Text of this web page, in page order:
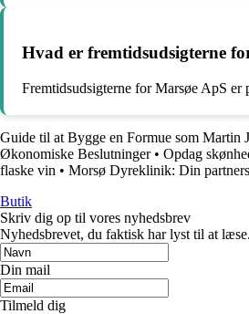
Hvad er fremtidsudsigterne
Fremtidsudsigterne for Marsøe ApS
Guide til at Bygge en Formue som Martin
Økonomiske Beslutninger• Opdag
flaske vin • Morsø Dyreklinik: Din
Butik
Skriv dig op til vores nyhedsbrev
Nyhedsbrevet, du faktisk har lyst til at læse.
Din mail
Tilmeld dig